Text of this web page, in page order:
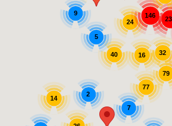
77
24
146
79
40
14
2
7
32
16
5
9